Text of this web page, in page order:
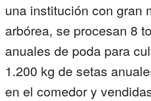
una institución con gran
arbórea, se procesan 8
anuales de poda para
1.200 kg de setas
en el comedor y